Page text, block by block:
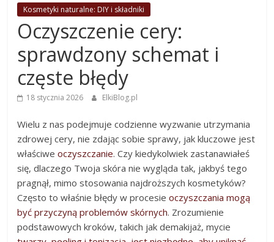
Kosmetyki naturalne: DIY i składniki
Oczyszczenie cery:
sprawdzony schemat i
częste błędy
18 stycznia 2026 ElkiBlog.pl
Wielu z nas podejmuje codzienne wyzwanie utrzymania
zdrowej cery, nie zdając sobie sprawy, jak kluczowe jest
właściweoczyszczanie. Czy kiedykolwiek zastanawiałeś
się, dlaczego Twoja skóra nie wygląda tak, jakbyś tego
pragnął, mimo stosowania najdroższych kosmetyków?
Często to właśnie błędy w procesieoczyszczania mogą
być przyczyną problemów skórnych. Zrozumienie
podstawowych kroków, takich jak demakijaż, mycie